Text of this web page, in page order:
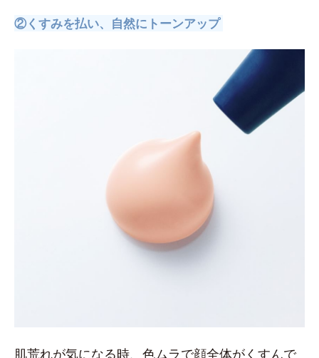
②くすみを払い、自然にトーンアップ
肌荒れが気になる時、色ムラで顔全体がくすんで